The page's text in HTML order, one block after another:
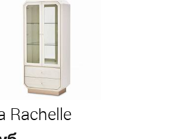
Rachelle